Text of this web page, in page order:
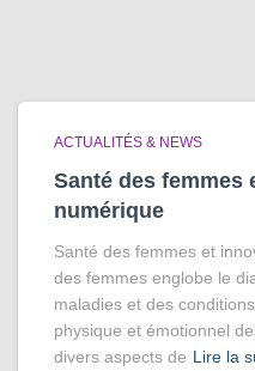
ACTUALITÉS & NEWS
Santé des femmes
numérique
Santé des femmes et
des femmes englobe le
maladies et des
physique et émotionnel
divers aspects de Lire la